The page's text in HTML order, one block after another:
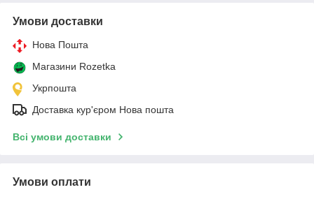
Умови доставки
Нова Пошта
Магазини Rozetka
Укрпошта
Доставка кур'єром Нова пошта
Всі умови доставки
Умови оплати